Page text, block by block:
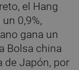
el Hang
0,9%,
gana un
Bolsa china
de Japón, por